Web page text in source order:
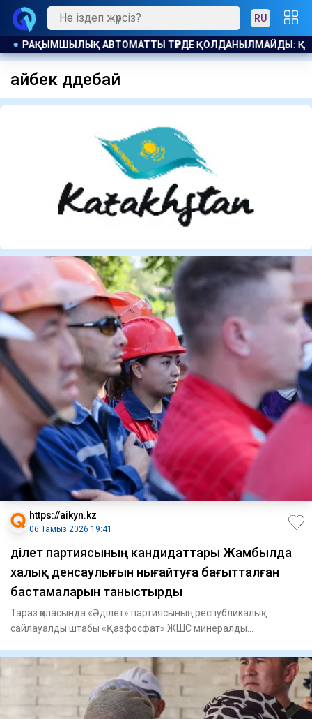
RU
БОСТАНДЫҚҚА ШЫҚТЫ ШЫҒЫС
айбек дәдебай
https://aikyn.kz
06 Тамыз 2026 19:41
Әділет партиясының кандидаттары Жамбылда
халық денсаулығын нығайтуға бағытталған
бастамаларын таныстырды
Тараз қаласында «Әділет» партиясының республикалық
сайлауалды штабы «Қазфосфат» ЖШС минералды